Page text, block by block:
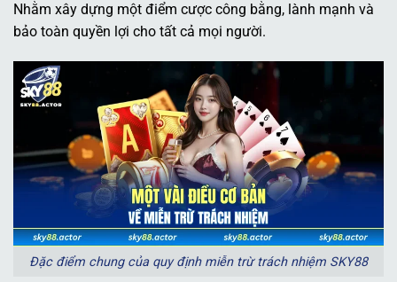
Nhằm xây dựng một điểm cược công bằng, lành mạnh và
bảo toàn quyền lợi cho tất cả mọi người.
Đặc điểm chung của quy định miễn trừ trách nhiệm SKY88